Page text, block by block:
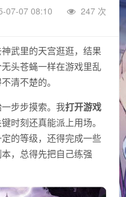
07-07 08:10
247 次
武里的天宫逛逛，结果
头苍蝇一样在游戏里乱
清不楚的。
步步摸索。我打开游戏
时刻还真能派上用场。
的等级，还得完成一些
，总得先把自己练强